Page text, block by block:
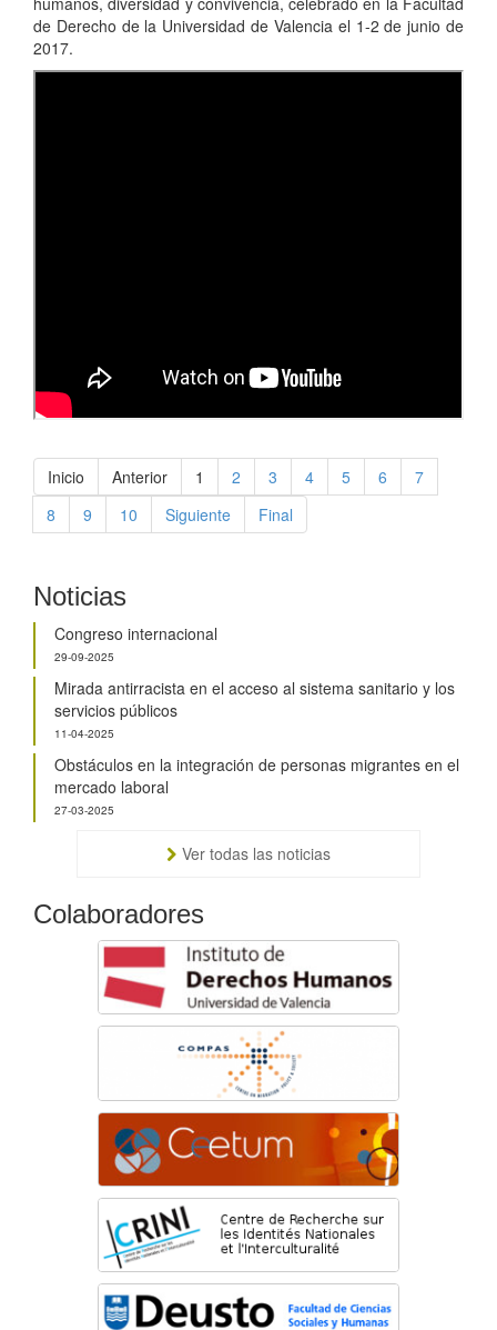
de Derecho de la Universidad de Valencia el 1-2 de junio de
2017.
Inicio Anterior 1 2 3 4 5 6
7
8
9 10 Siguiente Final
Noticias
Congreso internacional
29-09-2025
Mirada antirracista en el acceso al sistema sanitario y los
servicios públicos
11-04-2025
Obstáculos en la integración de personas migrantes en el
mercado laboral
27-03-2025
Ver todas las noticias
Colaboradores